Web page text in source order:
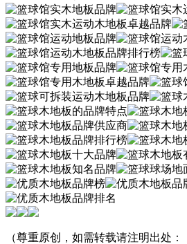
（尊重原创，如需转载请注明出处：